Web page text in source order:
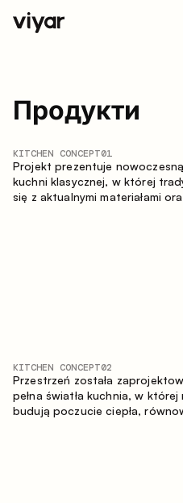
Продукти
KITCHEN CONCEPT01
Projekt prezentuje
kuchni klasycznej, w której
się z aktualnymi materiałami
kompozycja zabudowy
KITCHEN CONCEPT02
Przestrzeń została
pełna światła kuchnia, w której
budują poczucie ciepła,